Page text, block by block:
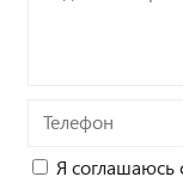
Телефон
Я соглашаюсь